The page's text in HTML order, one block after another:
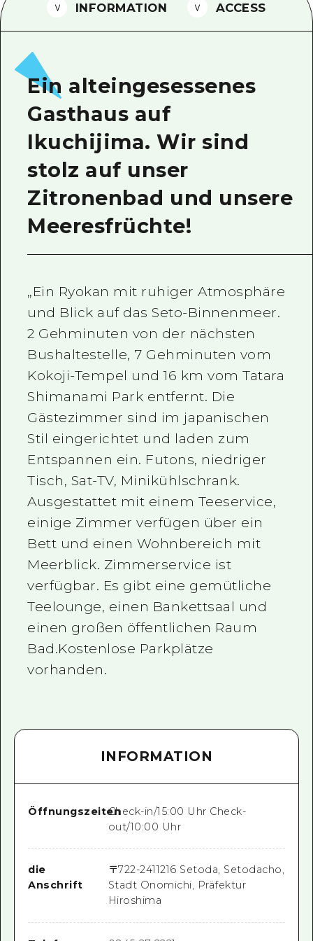
FAQs
Foto-Download
Transportinformationen bei
INFORMATION ACCESS
Ein alteingesessenes
Gasthaus auf
Ikuchijima. Wir sind
stolz auf unser
Zitronenbad und unsere
Meeresfrüchte!
„Ein Ryokan mit ruhiger Atmosphäre
und Blick auf das Seto-Binnenmeer.
2 Gehminuten von der nächsten
Bushaltestelle, 7 Gehminuten vom
Kokoji-Tempel und 16 km vom Tatara
Shimanami Park entfernt. Die
Gästezimmer sind im japanischen
Stil eingerichtet und laden zum
Entspannen ein. Futons, niedriger
Tisch, Sat-TV, Minikühlschrank.
Ausgestattet mit einem Teeservice,
einige Zimmer verfügen über ein
Bett und einen Wohnbereich mit
Meerblick. Zimmerservice ist
verfügbar. Es gibt eine gemütliche
Teelounge, einen Bankettsaal und
einen großen öffentlichen Raum
Bad.Kostenlose Parkplätze
vorhanden.
INFORMATION
ÖffnungszeitenCheck-in/15:00 Uhr Check-
out/10:00 Uhr
die
Anschrift
〒722-2411216 Setoda, Setodacho,
Stadt Onomichi, Präfektur
Hiroshima